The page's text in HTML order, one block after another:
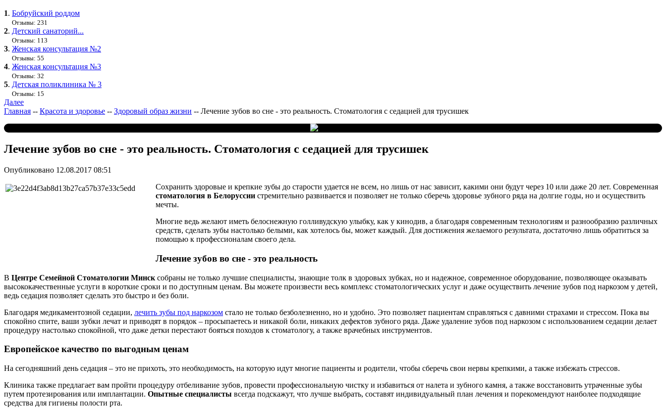
1. Бобруйский роддом
Отзывы: 231
2. Детский санаторий...
Отзывы: 113
3. Женская консультация №2
Отзывы: 55
4. Женская консультация №3
Отзывы: 32
5. Детская поликлиника № 3
Отзывы: 15
Далее
Главная -- Красота и здоровье -- Здоровый образ жизни -- Лечение зубов во сне - это реальность. Стоматология с седацией для трусишек
Лечение зубов во сне - это реальность. Стоматология с седацией для трусишек
Опубликовано 12.08.2017 08:51
Сохранить здоровые и крепкие зубы до старости удается не всем, но лишь от нас зависит, какими они будут через 10 или даже 20 лет. Современная
стоматология в Белоруссии стремительно развивается и позволяет не только сберечь здоровье зубного ряда на долгие годы, но и осуществить
мечты.
Многие ведь желают иметь белоснежную голливудскую улыбку, как у кинодив, а благодаря современным технологиям и разнообразию различных
средств, сделать зубы настолько белыми, как хотелось бы, может каждый. Для достижения желаемого результата, достаточно лишь обратиться за
помощью к профессионалам своего дела.
Лечение зубов во сне - это реальность
В Центре Семейной Стоматологии Минск собраны не только лучшие специалисты, знающие толк в здоровых зубках, но и надежное, современное оборудование, позволяющее оказывать
высококачественные услуги в короткие сроки и по доступным ценам. Вы можете произвести весь комплекс стоматологических услуг и даже осуществить лечение зубов под наркозом у детей,
ведь седация позволяет сделать это быстро и без боли.
Благодаря медикаментозной седации, лечить зубы под наркозом стало не только безболезненно, но и удобно. Это позволяет пациентам справляться с давними страхами и стрессом. Пока вы
спокойно спите, ваши зубки лечат и приводят в порядок – просыпаетесь и никакой боли, никаких дефектов зубного ряда. Даже удаление зубов под наркозом с использованием седации делает
процедуру настолько спокойной, что даже детки перестают бояться походов к стоматологу, а также врачебных инструментов.
Европейское качество по выгодным ценам
На сегодняшний день седация – это не прихоть, это необходимость, на которую идут многие пациенты и родители, чтобы сберечь свои нервы крепкими, а также избежать стрессов.
Клиника также предлагает вам пройти процедуру отбеливание зубов, провести профессиональную чистку и избавиться от налета и зубного камня, а также восстановить утраченные зубы
путем протезирования или имплантации. Опытные специалисты всегда подскажут, что лучше выбрать, составят индивидуальный план лечения и порекомендуют наиболее подходящие
средства для гигиены полости рта.